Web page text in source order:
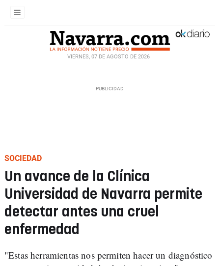
VIERNES, 07 DE AGOSTO DE 2026
SOCIEDAD
Un avance de la Clínica
Universidad de Navarra permite
detectar antes una cruel
enfermedad
"Estas herramientas nos permiten hacer un diagnóstico